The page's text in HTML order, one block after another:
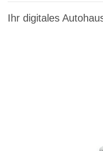
Ihr digitales